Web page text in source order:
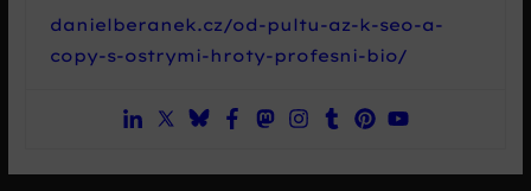
danielberanek.cz/od-pultu-az-k-seo-a-
copy-s-ostrymi-hroty-profesni-bio/